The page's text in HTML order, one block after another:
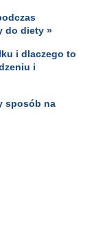
do diety »
i dlaczego to
i
sposób na